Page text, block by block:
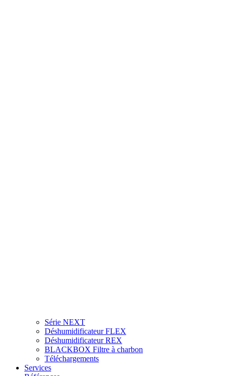
Série NEXT
Déshumidificateur FLEX
Déshumidificateur REX
BLACKBOX Filtre à charbon
Téléchargements
Services